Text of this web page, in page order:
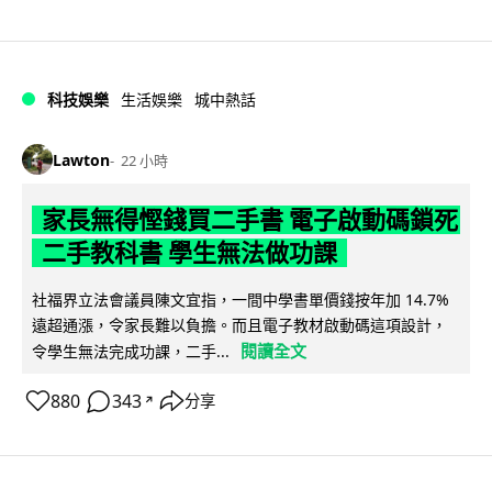
科技娛樂 生活娛樂 城中熱話
Lawton 22 小時
家長無得慳錢買二手書 電子啟動碼鎖死
二手教科書 學生無法做功課
社福界立法會議員陳文宜指，一間中學書單價錢按年加 14.7%
遠超通漲，令家長難以負擔。而且電子教材啟動碼這項設計，
令學生無法完成功課，二手...
閱讀全文
880 343 ↗ 分享